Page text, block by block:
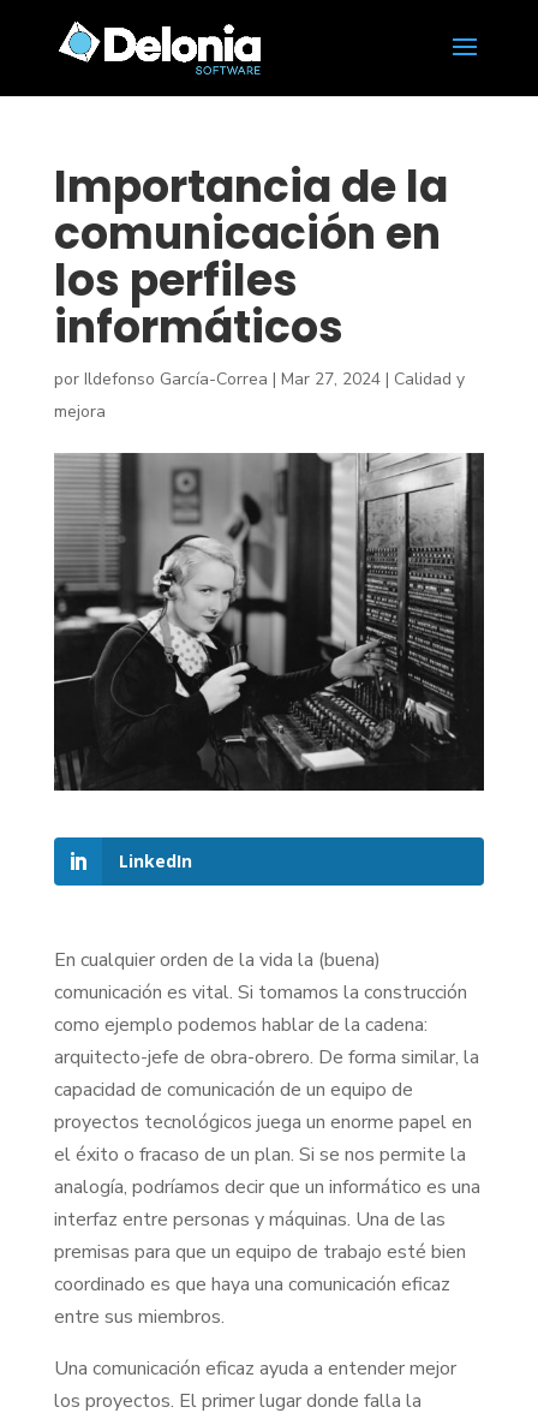
Importancia de la
comunicación en
los perfiles
informáticos
por Ildefonso García-Correa | Mar 27, 2024| Calidad y
mejora
LinkedIn
En cualquier orden de la vida la (buena)
comunicación es vital. Si tomamos la construcción
como ejemplo podemos hablar de la cadena:
arquitecto-jefe de obra-obrero. De forma similar, la
capacidad de comunicación de un equipo de
proyectos tecnológicos juega un enorme papel en
el éxito o fracaso de un plan. Si se nos permite la
analogía, podríamos decir que un informático es una
interfaz entre personas y máquinas. Una de las
premisas para que un equipo de trabajo esté bien
coordinado es que haya una comunicación eficaz
entre sus miembros.
Una comunicación eficaz ayuda a entender mejor
los proyectos. El primer lugar donde falla la